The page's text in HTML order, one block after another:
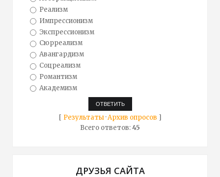
Реализм
Импрессионизм
Экспрессионизм
Сюрреализм
Авангардизм
Соцреализм
Романтизм
Академизм
[ Результаты·Архив опросов ]
Всего ответов:45
ДРУЗЬЯ САЙТА